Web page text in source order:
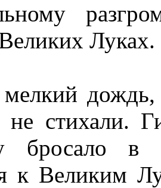
Луках.
не стихали.
бросало в
к Великим